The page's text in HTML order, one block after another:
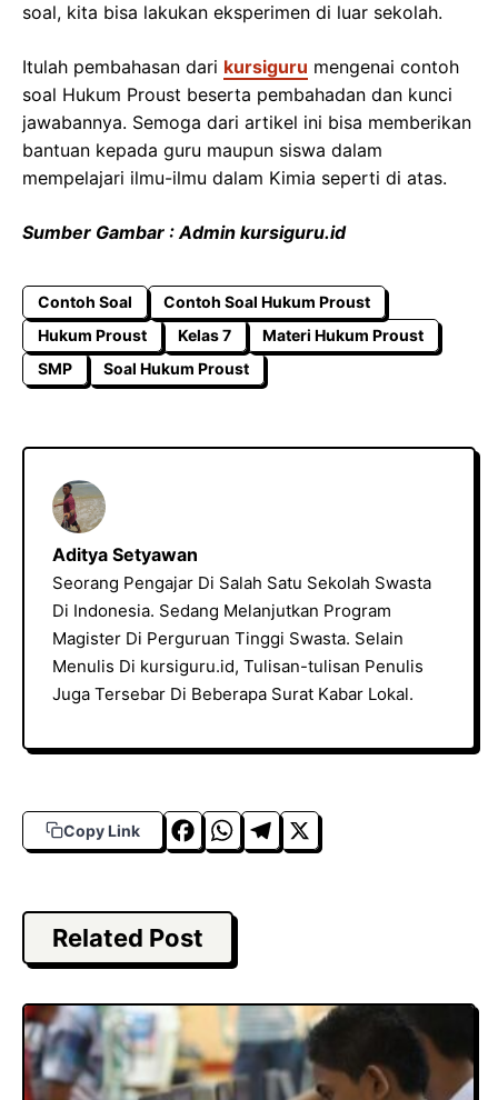
soal, kita bisa lakukan eksperimen di luar sekolah.
Itulah pembahasan dari kursiguru mengenai contoh
soal Hukum Proust beserta pembahadan dan kunci
jawabannya. Semoga dari artikel ini bisa memberikan
bantuan kepada guru maupun siswa dalam
mempelajari ilmu-ilmu dalam Kimia seperti di atas.
Sumber Gambar : Admin kursiguru.id
Contoh Soal
Contoh Soal Hukum Proust
Hukum Proust
Kelas 7
Materi Hukum Proust
SMP
Soal Hukum Proust
Aditya Setyawan
Seorang Pengajar Di Salah Satu Sekolah Swasta
Di Indonesia. Sedang Melanjutkan Program
Magister Di Perguruan Tinggi Swasta. Selain
Menulis Di kursiguru.id, Tulisan-tulisan Penulis
Juga Tersebar Di Beberapa Surat Kabar Lokal.
Copy Link
F
a
c
e
b
o
o
k
W
h
a
s
A
p
p
T
el
a
m
X
Related Post